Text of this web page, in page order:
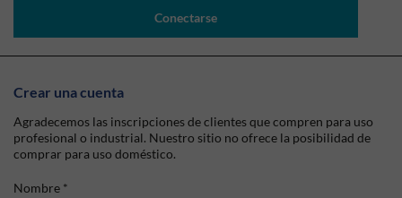
Conectarse
Crear una cuenta
Agradecemos las inscripciones de clientes que compren para uso
profesional o industrial. Nuestro sitio no ofrece la posibilidad de
comprar para uso doméstico.
Nombre *